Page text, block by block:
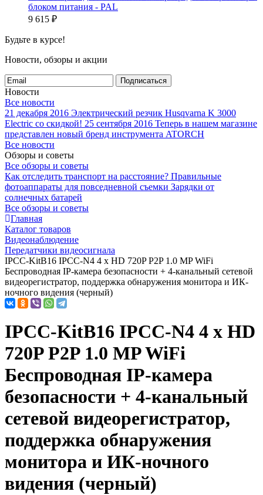
блоком питания - PAL
9 615 ₽
Будьте в курсе!
Новости, обзоры и акции
Подписаться
Новости
Все новости
21 декабря 2016 Электрический резчик Husqvarna K 3000
Electric со скидкой! 25 сентября 2016 Теперь в нашем магазине
представлен новый бренд инструмента ATORCH
Все новости
Обзоры и советы
Все обзоры и советы
Как отследить транспорт на расстояние? Правильные
фотоаппараты для повседневной съемки Зарядки от
солнечных батарей
Все обзоры и советы
Главная
Каталог товаров
Видеонаблюдение
Передатчики видеосигнала
IPCC-KitB16 IPCC-N4 4 x HD 720P P2P 1.0 MP WiFi
Беспроводная IP-камера безопасности + 4-канальный сетевой
видеорегистратор, поддержка обнаружения монитора и ИК-
ночного видения (черный)
IPCC-KitB16 IPCC-N4 4 x HD
720P P2P 1.0 MP WiFi
Беспроводная IP-камера
безопасности + 4-канальный
сетевой видеорегистратор,
поддержка обнаружения
монитора и ИК-ночного
видения (черный)